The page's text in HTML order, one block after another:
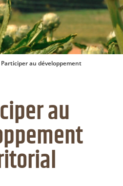
Participer au développement
au